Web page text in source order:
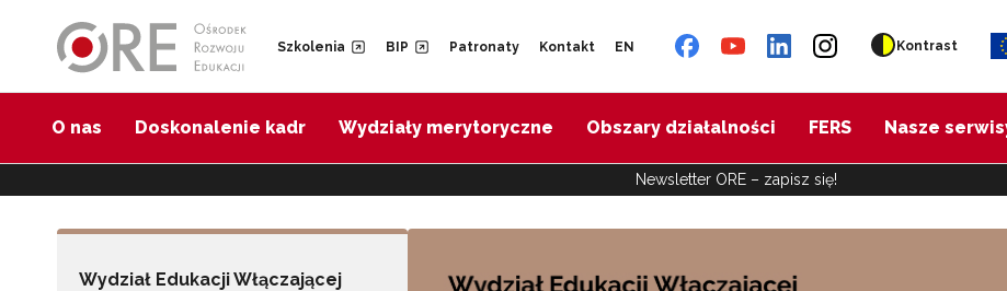
Szkolenia BIP Patronaty Kontakt EN Kontrast
O nas Doskonalenie kadr Wydziały merytoryczne Obszary działalności FERS Nasze
Newsletter ORE – zapisz się!
Wydział Edukacji Włączającej